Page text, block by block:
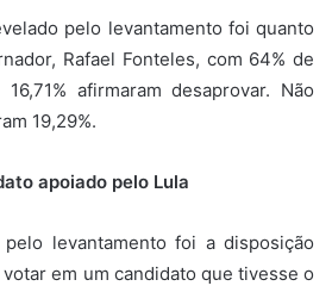
pelo levantamento foi quanto
Rafael Fonteles, com 64% de
afirmaram desaprovar. Não
19,29%.
apoiado pelo Lula
levantamento foi a disposição
em um candidato que tivesse o